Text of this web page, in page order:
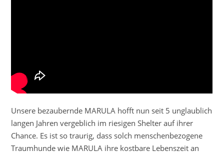
Unsere bezaubernde MARULA hofft nun seit 5 unglaublich
langen Jahren vergeblich im riesigen Shelter auf ihrer
Chance. Es ist so traurig, dass solch menschenbezogene
Traumhunde wie MARULA ihre kostbare Lebenszeit an